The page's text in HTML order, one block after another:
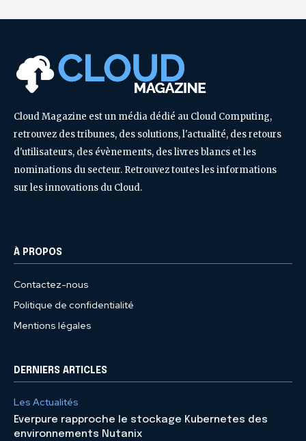
Cloud Magazine est un média dédié au Cloud Computing,
retrouvez des tribunes, des solutions, l'actualité, des retours
d'utilisateurs, des évènements, des livres blancs et les
nominations du secteur. Retrouvez toutes les informations
sur les innovations du Cloud.
À PROPOS
Contactez-nous
Politique de confidentialité
Mentions légales
DERNIERS ARTICLES
Les Actualités
Everpure rapproche le stockage Kubernetes des
environnements Nutanix